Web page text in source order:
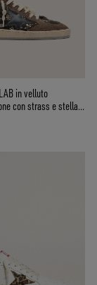
in velluto
con strass e stella